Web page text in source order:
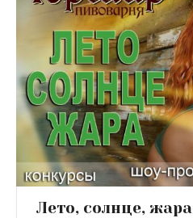
Лето, солнце, жара